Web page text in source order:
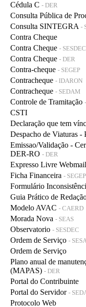
Cédula C - DER
Consulta Pública de
Consulta SINTEGRA -
Contra Cheque
Contra Cheque - SESDEC
Contra Cheque - DER
Contra-cheque - SEGEP
Contracheque - IDARON
Contracheque - SEDAM
Controle de Tramitação
CSTI
Declaração que tem
Despacho de Viaturas -
Emissao/Validação -
DER-RO - DER
Expresso Livre Webmail
Ficha Financeira - SEGEP
Formulário
Guia Prático de
Modelo AVAC - CAERD
Morada Nova - SEAS
Observatorio - SESDEC
Ordem de Serviço -
Ordem de Serviço
Plano anual de
(MAPAS) - DER
Portal do Contribuinte
Portal do Servidor -
Protocolo Web